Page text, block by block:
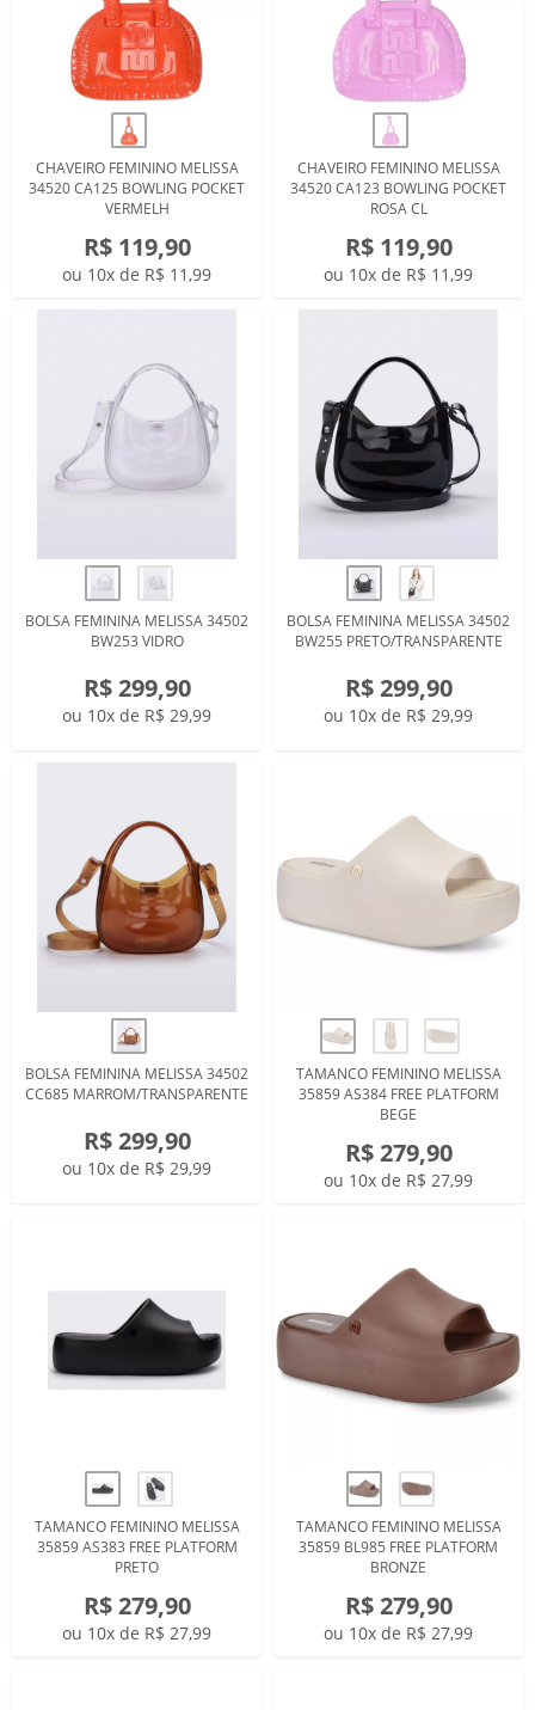
CHAVEIRO FEMININO MELISSA
34520 CA125 BOWLING POCKET
VERMELH
R$ 119,90
ou 10x de R$ 11,99
CHAVEIRO FEMININO MELISSA
34520 CA123 BOWLING POCKET
ROSA CL
R$ 119,90
ou 10x de R$ 11,99
BOLSA FEMININA MELISSA 34502
BW253 VIDRO
R$ 299,90
ou 10x de R$ 29,99
BOLSA FEMININA MELISSA 34502
BW255 PRETO/TRANSPARENTE
R$ 299,90
ou 10x de R$ 29,99
BOLSA FEMININA MELISSA 34502
CC685 MARROM/TRANSPARENTE
R$ 299,90
ou 10x de R$ 29,99
TAMANCO FEMININO MELISSA
35859 AS384 FREE PLATFORM
BEGE
R$ 279,90
ou 10x de R$ 27,99
TAMANCO FEMININO MELISSA
35859 AS383 FREE PLATFORM
PRETO
R$ 279,90
ou 10x de R$ 27,99
TAMANCO FEMININO MELISSA
35859 BL985 FREE PLATFORM
BRONZE
R$ 279,90
ou 10x de R$ 27,99